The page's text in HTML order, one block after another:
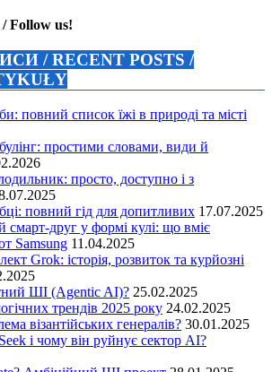
/ Follow us!
/ RECENT POSTS /
повний список їжі в природі та місті
простими словами, види й
просто, доступно і з
повний гід для допитливих 17.07.2025
друг у формі кулі: що вміє
Samsung 11.04.2025
Grok: історія, розвиток та курйозні
ШІ (Agentic AI)? 25.02.2025
трендів 2025 року 24.02.2025
візантійських генералів? 30.01.2025
і чому він руйнує сектор АІ?